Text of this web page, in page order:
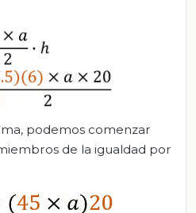
podemos comenzar
de la igualdad por